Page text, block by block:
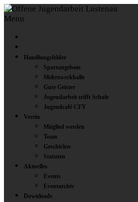
Menu
Handlungsfelder
Sportangebote
Mehrzweckhalle
Gute Geister
Jugendarbeit trifft Schule
Jugendcafé CFY
Verein
Mitglied werden
Team
Geschichte
Statuten
Aktuelles
Events
Eventarchiv
Downloads